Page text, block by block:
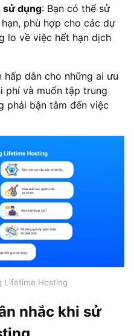
sử dụng: Bạn có thể sử
phù hợp cho các dự
lo về việc hết hạn dịch
dẫn cho những ai ưu
phí và muốn tập trung
phải bận tâm đến việc
Lifetime Hosting
nhắc khi sử